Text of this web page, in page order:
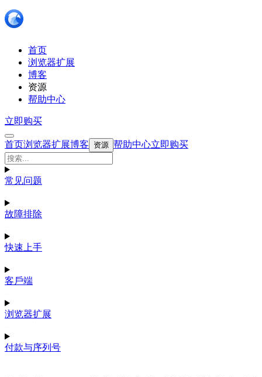
首页
浏览器扩展
博客
资源
帮助中心
立即购买
首页浏览器扩展博客 资源 帮助中心立即购买
常见问题
故障排除
快速上手
客戶端
浏览器扩展
付款与序列号